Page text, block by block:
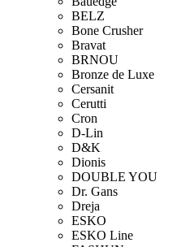
BELZ
Bone Crusher
Bravat
BRNOU
Bronze de Luxe
Cersanit
Cerutti
Cron
D-Lin
D&K
Dionis
DOUBLE YOU
Dr. Gans
Dreja
ESKO
ESKO Line